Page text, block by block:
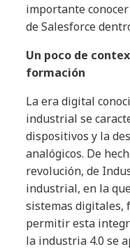
importante
de Salesforce
Un poco de
formación
La era digital
industrial se
dispositivos y la
analógicos. De
revolución, de
industrial, en la
sistemas digitales,
permitir esta
la industria 4.0 se